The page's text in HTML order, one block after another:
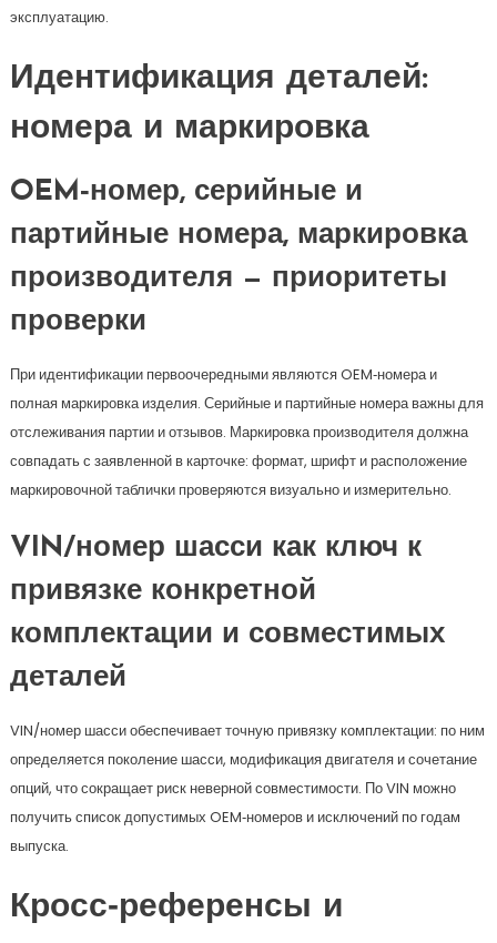
эксплуатацию.
Идентификация деталей:
номера и маркировка
OEM‑номер, серийные и
партийные номера, маркировка
производителя — приоритеты
проверки
При идентификации первоочередными являются OEM‑номера и
полная маркировка изделия. Серийные и партийные номера важны для
отслеживания партии и отзывов. Маркировка производителя должна
совпадать с заявленной в карточке: формат, шрифт и расположение
маркировочной таблички проверяются визуально и измерительно.
VIN/номер шасси как ключ к
привязке конкретной
комплектации и совместимых
деталей
VIN/номер шасси обеспечивает точную привязку комплектации: по ним
определяется поколение шасси, модификация двигателя и сочетание
опций, что сокращает риск неверной совместимости. По VIN можно
получить список допустимых OEM‑номеров и исключений по годам
выпуска.
Кросс‑референсы и